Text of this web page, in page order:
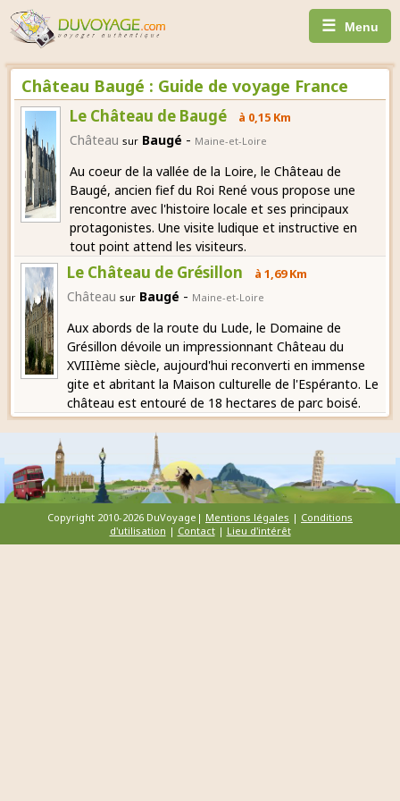
☰ Menu
Château Baugé : Guide de voyage France
Le Château de Baugé à 0,15 Km
Château sur Baugé - Maine-et-Loire
Au coeur de la vallée de la Loire, le Château de
Baugé, ancien fief du Roi René vous propose une
rencontre avec l'histoire locale et ses principaux
protagonistes. Une visite ludique et instructive en
tout point attend les visiteurs.
Le Château de Grésillon à 1,69 Km
Château sur Baugé - Maine-et-Loire
Aux abords de la route du Lude, le Domaine de
Grésillon dévoile un impressionnant Château du
XVIIIème siècle, aujourd'hui reconverti en immense
gite et abritant la Maison culturelle de l'Espéranto. Le
château est entouré de 18 hectares de parc boisé.
Copyright 2010-2026 DuVoyage| Mentions légales | Conditions
d'utilisation | Contact| Lieu d'intérêt